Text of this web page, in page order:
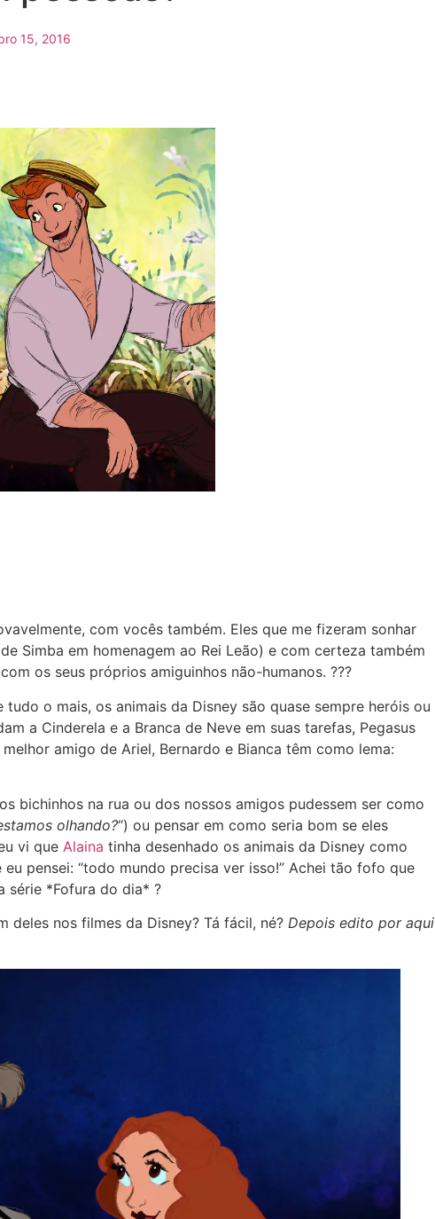
15, 2016
com vocês também. Eles que me fizeram sonhar
Simba em homenagem ao Rei Leão) e com certeza também
os seus próprios amiguinhos não-humanos. ???
o mais, os animais da Disney são quase sempre heróis ou
a Cinderela e a Branca de Neve em suas tarefas, Pegasus
amigo de Ariel, Bernardo e Bianca têm como lema:
bichinhos na rua ou dos nossos amigos pudessem ser como
olhando?“) ou pensar em como seria bom se eles
vi que Alaina tinha desenhado os animais da Disney como
pensei: “todo mundo precisa ver isso!” Achei tão fofo que
série *Fofura do dia* ?
deles nos filmes da Disney? Tá fácil, né? Depois edito por aqui